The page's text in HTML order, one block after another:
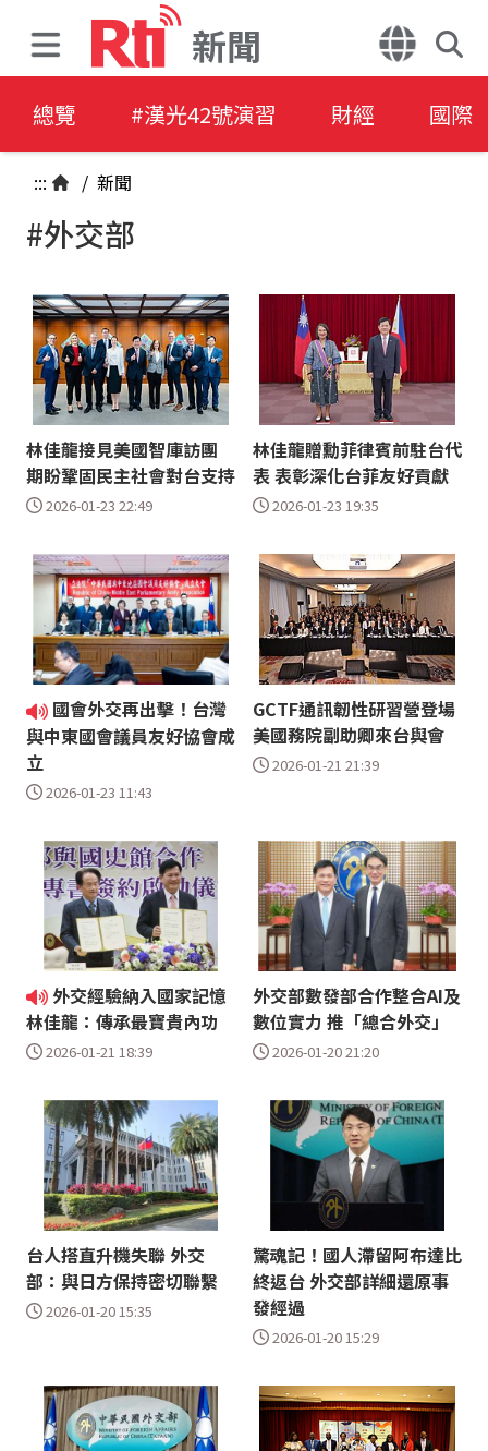
新聞
總覽 #漢光42號演習 財經 國際
::: / 新聞
#外交部
林佳龍接見美國智庫訪團
期盼鞏固民主社會對台支持
2026-01-23 22:49
林佳龍贈勳菲律賓前駐台代
表 表彰深化台菲友好貢獻
2026-01-23 19:35
國會外交再出擊！台灣
與中東國會議員友好協會成
立
2026-01-23 11:43
GCTF通訊韌性研習營登場
美國務院副助卿來台與會
2026-01-21 21:39
外交經驗納入國家記憶
林佳龍：傳承最寶貴內功
2026-01-21 18:39
外交部數發部合作整合AI及
數位實力 推「總合外交」
2026-01-20 21:20
台人搭直升機失聯 外交
部：與日方保持密切聯繫
2026-01-20 15:35
驚魂記！國人滯留阿布達比
終返台 外交部詳細還原事
發經過
2026-01-20 15:29